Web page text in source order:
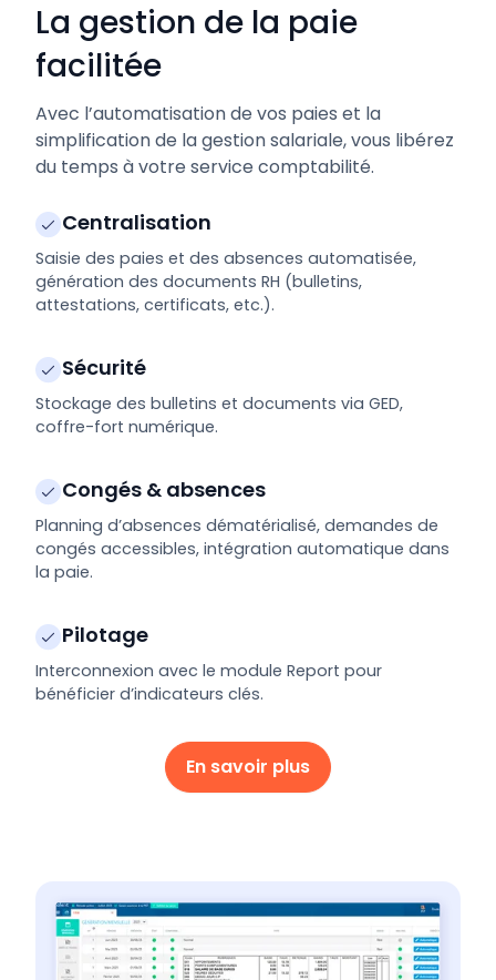
La gestion de la paie
facilitée
Avec l’automatisation de vos paies et la
simplification de la gestion salariale, vous libérez
du temps à votre service comptabilité.
Centralisation
Saisie des paies et des absences automatisée,
génération des documents RH (bulletins,
attestations, certificats, etc.).
Sécurité
Stockage des bulletins et documents via GED,
coffre-fort numérique.
Congés & absences
Planning d’absences dématérialisé, demandes de
congés accessibles, intégration automatique dans
la paie.
Pilotage
Interconnexion avec le module Report pour
bénéficier d’indicateurs clés.
En savoir plus